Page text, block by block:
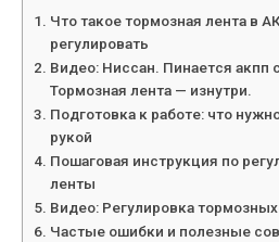
Что такое тормозная лента в
регулировать
Видео: Ниссан. Пинается акпп
Тормозная лента — изнутри.
Подготовка к работе: что
рукой
Пошаговая инструкция по
ленты
Видео: Регулировка
Частые ошибки и полезные